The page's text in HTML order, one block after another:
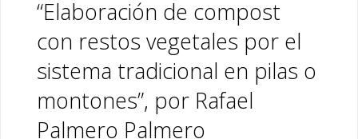
agricultura
ecológica?"
“Elaboración de compost
con restos vegetales por el
sistema tradicional en pilas o
montones”, por Rafael
Palmero Palmero